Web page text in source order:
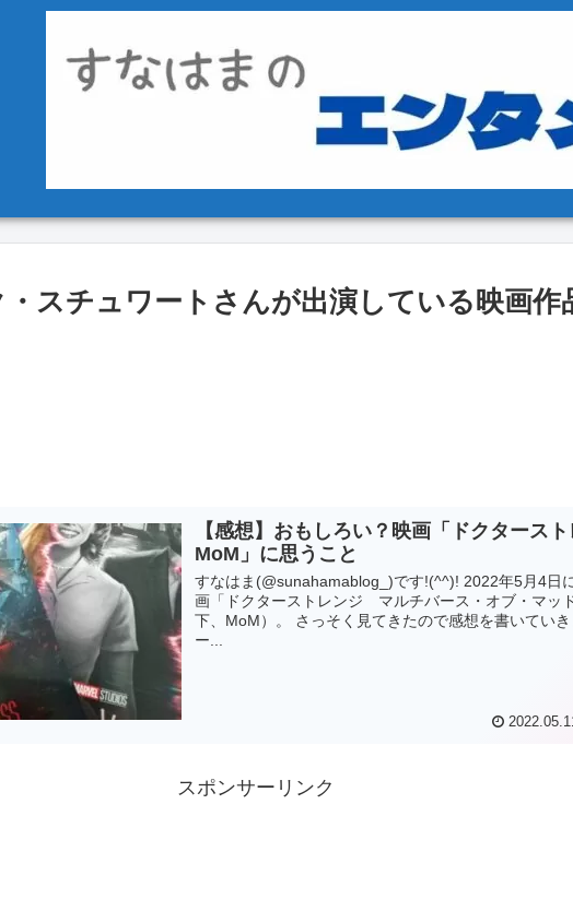
スチュワートさんが出演している映画作
【感想】おもしろい？映画「ドクタース
MoM」に思うこと
すなはま(@sunahamablog_)です!(^^)! 2022年5月4日
画「ドクターストレンジ マルチバース・オブ・マッ
下、MoM）。 さっそく見てきたので感想を書いてい
ー...
スポンサーリンク